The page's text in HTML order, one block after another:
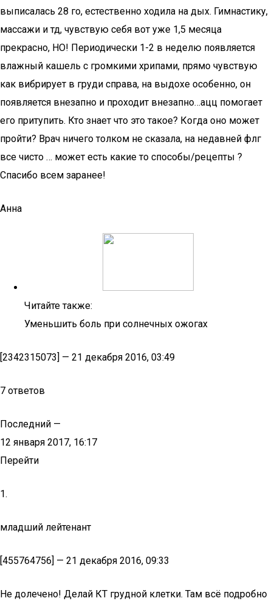
выписалась 28 го, естественно ходила на дых. Гимнастику,
массажи и тд, чувствую себя вот уже 1,5 месяца
прекрасно, НО! Периодически 1-2 в неделю появляется
влажный кашель с громкими хрипами, прямо чувствую
как вибрирует в груди справа, на выдохе особенно, он
появляется внезапно и проходит внезапно…ацц помогает
его притупить. Кто знает что это такое? Когда оно может
пройти? Врач ничего толком не сказала, на недавней флг
все чисто … может есть какие то способы/рецепты ?
Спасибо всем заранее!
Анна
Читайте также:
Уменьшить боль при солнечных ожогах
[2342315073] — 21 декабря 2016, 03:49
7 ответов
Последний —
12 января 2017, 16:17
Перейти
1.
младший лейтенант
[455764756] — 21 декабря 2016, 09:33
Не долечено! Делай КТ грудной клетки. Там всё подробно